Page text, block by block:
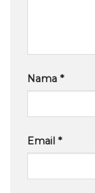
Nama *
Email *